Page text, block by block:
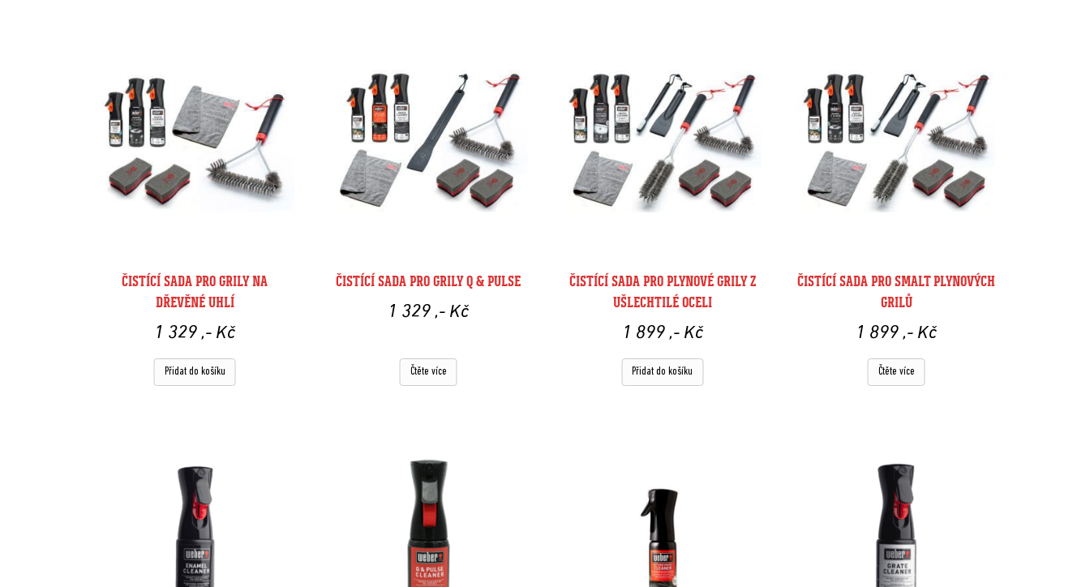
ČISTÍCÍ SADA PRO GRILY NA
DŘEVĚNÉ UHLÍ
1 329,- Kč
Přidat do košíku
ČISTÍCÍ SADA PRO GRILY Q & PULSE
1 329,- Kč
Čtěte více
ČISTÍCÍ SADA PRO PLYNOVÉ GRILY Z
UŠLECHTILÉ OCELI
1 899 ,- Kč
Přidat do košíku
ČISTÍCÍ SADA PRO SMALT PLYNOVÝCH
GRILŮ
1 899 ,- Kč
Čtěte více